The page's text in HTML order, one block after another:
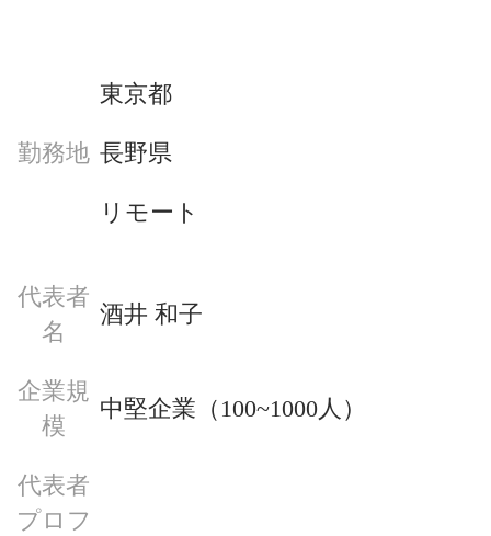
勤務地
東京都
長野県
リモート
代表者
名
酒井 和子
企業規
模
中堅企業（100~1000人）
代表者
プロフ